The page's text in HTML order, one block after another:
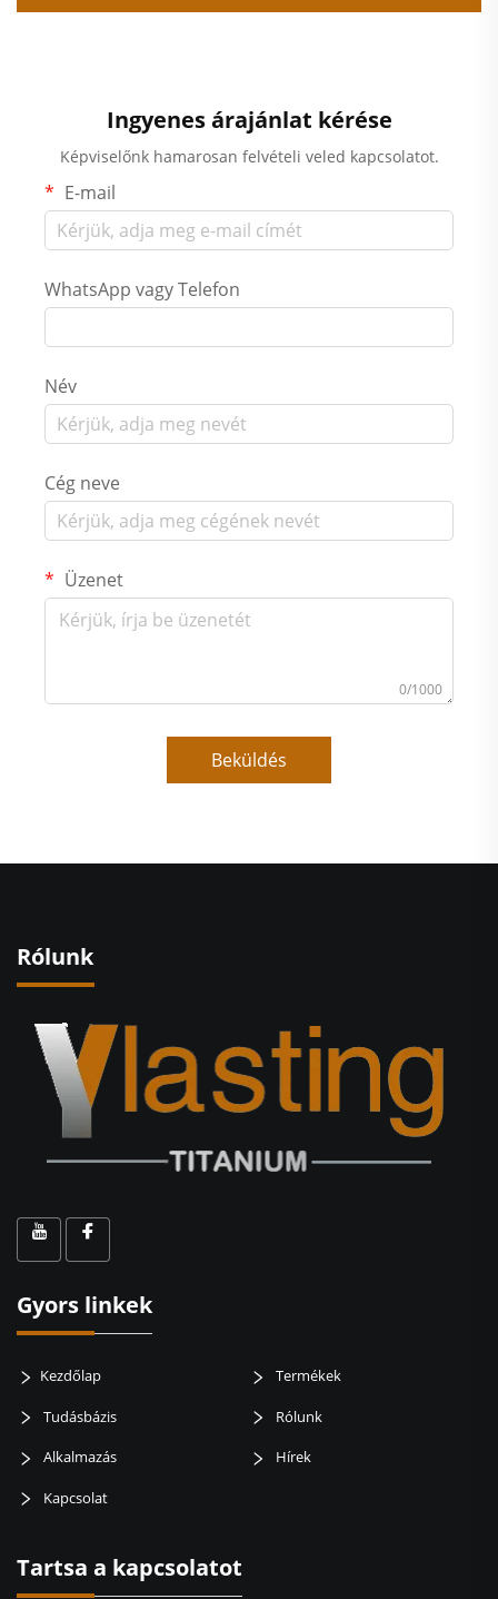
Ingyenes árajánlat kérése
Képviselőnk hamarosan felvételi veled kapcsolatot.
E-mail
WhatsApp vagy Telefon
Név
Cég neve
Üzenet
0/1000
Beküldés
Rólunk
Gyors linkek
Kezdőlap Termékek
Tudásbázis Rólunk
Alkalmazás Hírek
Kapcsolat
Tartsa a kapcsolatot